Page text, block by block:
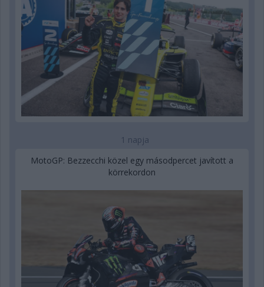
1 napja
MotoGP: Bezzecchi közel egy másodpercet javított a
körrekordon